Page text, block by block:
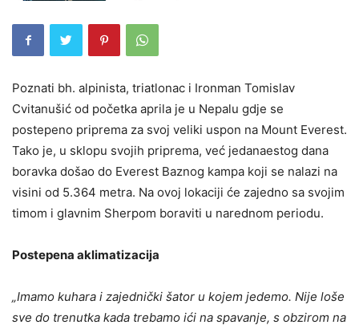
Poznati bh. alpinista, triatlonac i Ironman Tomislav
Cvitanušić od početka aprila je u Nepalu gdje se
postepeno priprema za svoj veliki uspon na Mount Everest.
Tako je, u sklopu svojih priprema, već jedanaestog dana
boravka došao do Everest Baznog kampa koji se nalazi na
visini od 5.364 metra. Na ovoj lokaciji će zajedno sa svojim
timom i glavnim Sherpom boraviti u narednom periodu.
Postepena aklimatizacija
„Imamo kuhara i zajednički šator u kojem jedemo. Nije loše
sve do trenutka kada trebamo ići na spavanje, s obzirom na